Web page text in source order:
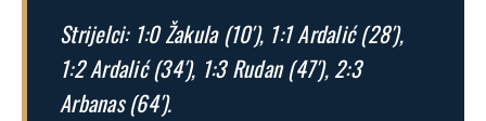
Strijelci: 1:0 Žakula (10′), 1:1 Ardalić (28′),
1:2 Ardalić (34′), 1:3 Rudan (47′), 2:3
Arbanas (64′).